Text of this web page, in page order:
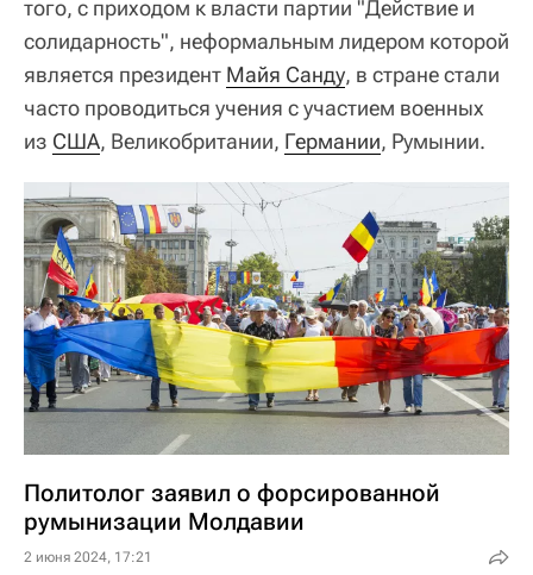
того, с приходом к власти партии "Действие и
солидарность", неформальным лидером которой
является президент Майя Санду, в стране стали
часто проводиться учения с участием военных
из США, Великобритании, Германии, Румынии.
Политолог заявил о форсированной
румынизации Молдавии
2 июня 2024, 17:21